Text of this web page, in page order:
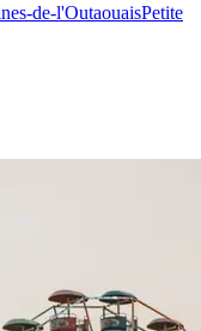
de-l'OutaouaisPetite